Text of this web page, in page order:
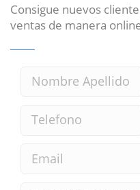
Consigue nuevos
ventas de manera